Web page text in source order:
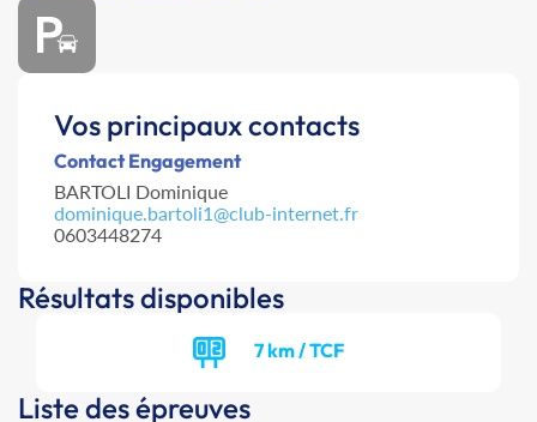
Vos principaux contacts
Contact Engagement
BARTOLI Dominique
dominique.bartoli1@club-internet.fr
0603448274
Résultats disponibles
7 km / TCF
Liste des épreuves